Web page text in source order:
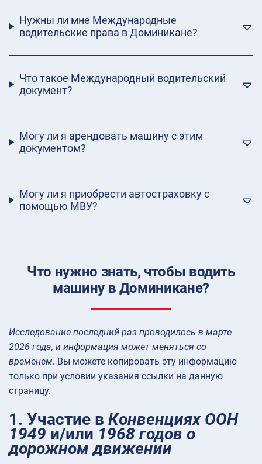
Нужны ли мне Международные
водительские права в Доминикане?
Что такое Международный водительский
документ?
Могу ли я арендовать машину с этим
документом?
Могу ли я приобрести автостраховку с
помощью МВУ?
Что нужно знать, чтобы водить
машину в Доминикане?
Исследование последний раз проводилось в марте
2026 года, и информация может меняться со
временем. Вы можете копировать эту информацию
только при условии указания ссылки на данную
страницу.
1. Участие в Конвенциях ООН
1949 и/или 1968 годов о
дорожном движении